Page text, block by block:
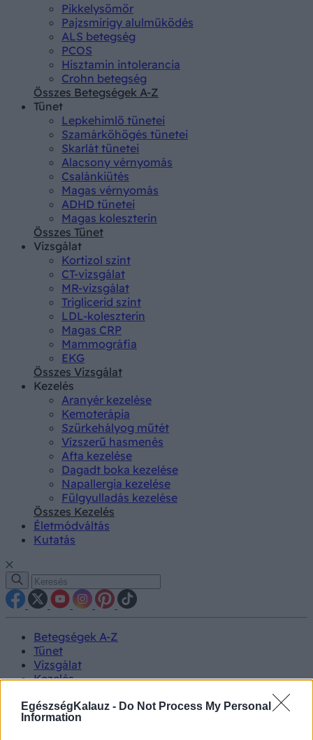
EgészségKalauz - Do Not Process My Personal
Information
Pikkelysömör
Pajzsmirigy alulműködés
ALS betegség
PCOS
Hisztamin intolerancia
Crohn betegség
Összes Betegségek A-Z
Tünet
Lepkehimlő tünetei
Szamárköhögés tünetei
Skarlát tünetei
Alacsony vérnyomás
Csalánkiütés
Magas vérnyomás
ADHD tünetei
Magas koleszterin
Összes Tünet
Vizsgálat
Kortizol szint
CT-vizsgálat
MR-vizsgálat
Triglicerid szint
LDL-koleszterin
Magas CRP
Mammográfia
EKG
Összes Vizsgálat
Kezelés
Aranyér kezelése
Kemoterápia
Szürkehályog műtét
Vízszerű hasmenés
Afta kezelése
Dagadt boka kezelése
Napallergia kezelése
Fülgyulladás kezelése
Összes Kezelés
Életmódváltás
Kutatás
Betegségek A-Z
Tünet
Vizsgálat
Kezelés
Kutatás
Prevenció